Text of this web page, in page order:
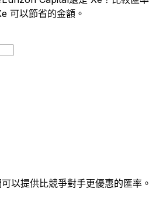
可以節省的金額。
以提供比競爭對手更優惠的匯率。